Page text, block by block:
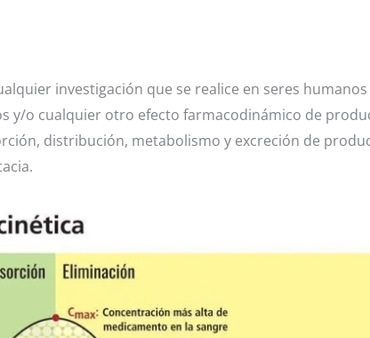
investigación que se realice en seres
y/o cualquier otro efecto farmacodinámico de
distribución, metabolismo y excreción de